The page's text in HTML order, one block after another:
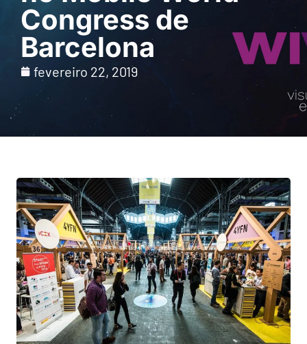
Congress de
Barcelona
fevereiro 22, 2019